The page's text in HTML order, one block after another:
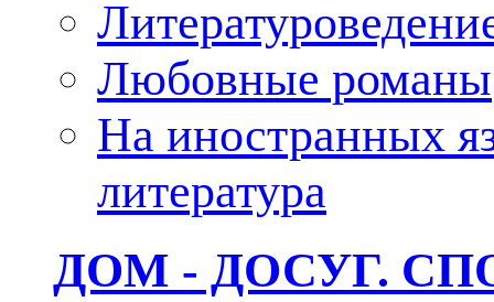
Любовные романы
На иностранных
литература
ДОМ - ДОСУГ.